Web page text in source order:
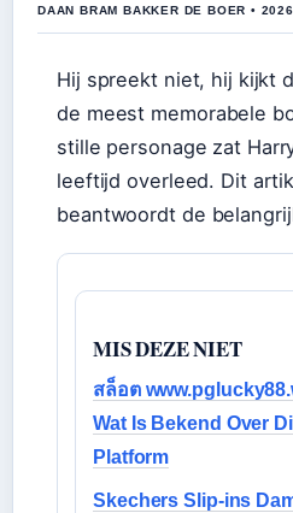
DAAN BRAM BAKKER DE BOER •
Hij spreekt niet, hij kijkt
de meest memorabele
stille personage zat
leeftijd overleed. Dit
beantwoordt de
MIS DEZE NIET
สล็อต
Wat Is Bekend Over
Platform
Skechers Slip-ins